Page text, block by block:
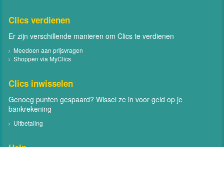
Clics verdienen
Er zijn verschillende manieren om Clics te verdienen
Meedoen aan prijsvragen
Shoppen via MyClics
Clics inwisselen
Genoeg punten gespaard? Wissel ze in voor geld op je
bankrekening
Uitbetaling
Help